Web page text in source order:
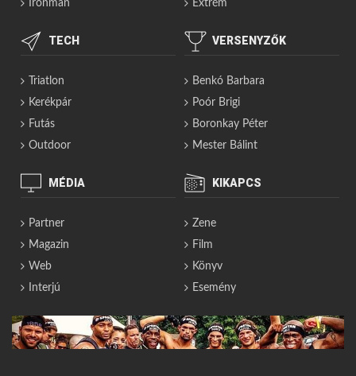
Ironman
Extrém
TECH
Triatlon
Kerékpár
Futás
Outdoor
VERSENYZŐK
Benkó Barbara
Poór Brigi
Boronkay Péter
Mester Bálint
MÉDIA
Partner
Magazin
Web
Interjú
KIKAPCS
Zene
Film
Könyv
Esemény